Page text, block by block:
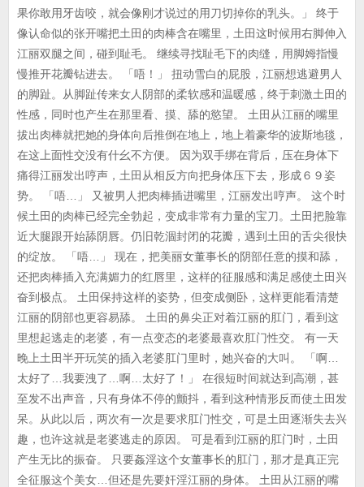
果你敢用牙齿咬，就会像刚才说过的用刀切掉你的乳头。」 终于
像认命似的张开嘴把土田的肉棒含在嘴里，土田这时候用右脚伸入
江丽双腿之间，碰到耻毛。 继续寻找耻毛下的肉缝，用脚姆指慢
慢推开花瓣钻进去。 「唔！」 扭动雪白的屁股，江丽想逃避男人
的脚趾。从脚趾传来女人阴部的柔软感和温暖感，终于刺激土田的
性感，同时也产生在那里看、摸、舔的慾望。 土田从江丽的嘴里
拔出肉棒就把她的身体向后推倒在地上，地上着豪华的波斯地毯，
在这上面性交没有什幺不方便。 因为双手绑在背后，压在身体下
痛得江丽发出哼声，土田从相反方向把身体压下去，形成６９姿
势。 「唔…」 又被男人把肉棒插进嘴里，江丽发出哼声。 这个时
候土田的肉棒已经完全勃起，变成非常有力量的宝刀。土田把脸靠
近大腿跟开始舔阴唇。仍旧乾涸封闭的花瓣，遇到土田的舌尖很快
的绽放。 「唔…」 现在，把美丽女董事长的阴部任意的摸和舔，
还把肉棒插入充满媚力的红唇里，这样的征服感和满足感使土田兴
奋到极点。 土田保持这样的姿势，但变成侧卧，这样更能看清楚
江丽的阴部也更容易舔。 土田的鼻尖正对着江丽的肛门，看到这
里想起逃走的老婆，有一点变态的老婆最喜欢肛门性交。 有一天
晚上土田半开玩笑的插入老婆肛门里时，她兴奋的大叫。 「啊…
太好了…我要洩了…啊…太好了！」 在很短时间就达到高潮，甚
至发不出声音，只有身体不停的颤抖，看到这种情形反而使土田发
呆。从此以后，两次有一次是要求肛门性交，可是土田逐渐失去兴
趣，也许这就是老婆逃走的原因。 可是看到江丽的肛门时，土田
产生无比的振奋。 只要姦淫这个女董事长的肛门，那才是真正完
全征服这个美女…但还是先要奸淫江丽的身体。 土田从江丽的嘴